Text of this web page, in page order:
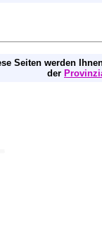
Seiten werden
der